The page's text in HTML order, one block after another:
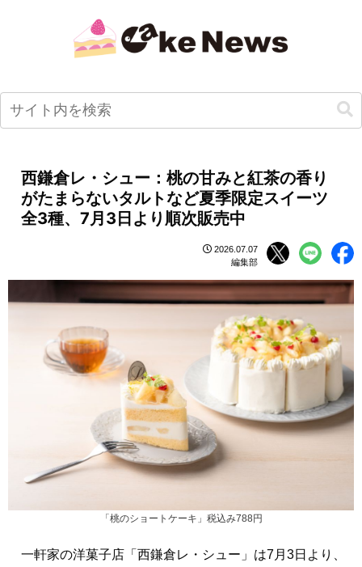
西鎌倉レ・シュー：桃の甘みと紅茶の香り
がたまらないタルトなど夏季限定スイーツ
全3種、7月3日より順次販売中
2026.07.07
編集部
「桃のショートケーキ」税込み788円
一軒家の洋菓子店「西鎌倉レ・シュー」は7月3日より、